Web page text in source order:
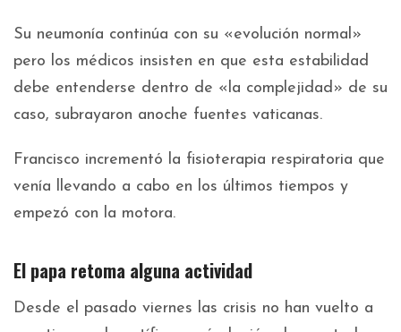
Su neumonía continúa con su «evolución normal»
pero los médicos insisten en que esta estabilidad
debe entenderse dentro de «la complejidad» de su
caso, subrayaron anoche fuentes vaticanas.
Francisco incrementó la fisioterapia respiratoria que
venía llevando a cabo en los últimos tiempos y
empezó con la motora.
El papa retoma alguna actividad
Desde el pasado viernes las crisis no han vuelto a